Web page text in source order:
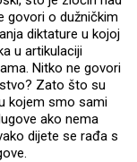
govori o dužničkim
diktature u kojoj
u artikulaciji
Nitko ne govori
Zato što su
kojem smo sami
ako nema
dijete se rađa s